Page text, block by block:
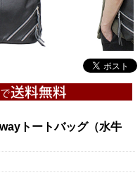
トートバッグ（水牛